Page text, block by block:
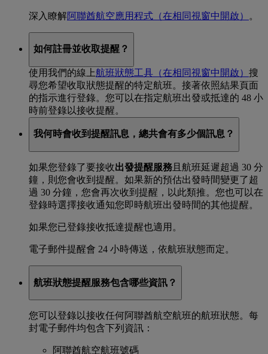
深入瞭解阿聯酋航空應用程式 （在相同視窗中開啟） 。
如何註冊並收取提醒？
使用我們的線上航班狀態工具 （在相同視窗中開啟） 搜
尋您希望收取狀態提醒的特定航班。接著依照結果頁面
的指示進行登錄。您可以在指定航班出發或抵達的 48 小
時前登錄以接收提醒。
我何時會收到提醒訊息，總共會有多少個訊息？
如果您登錄了要接收出發提醒服務 且航班延遲超過 30 分
鐘，則您會收到提醒。如果新的預估出發時間變更了超
過 30 分鐘，您會再次收到提醒，以此類推。您也可以在
登錄時選擇接收通知您即時航班出發時間的其他提醒。
如果您已登錄接收抵達提醒也適用。
電子郵件提醒會 24 小時傳送，依航班狀態而定。
航班狀態提醒服務包含哪些資訊？
您可以登錄以接收任何阿聯酋航空航班的航班狀態。每
封電子郵件均包含下列資訊：
阿聯酋航空航班號碼